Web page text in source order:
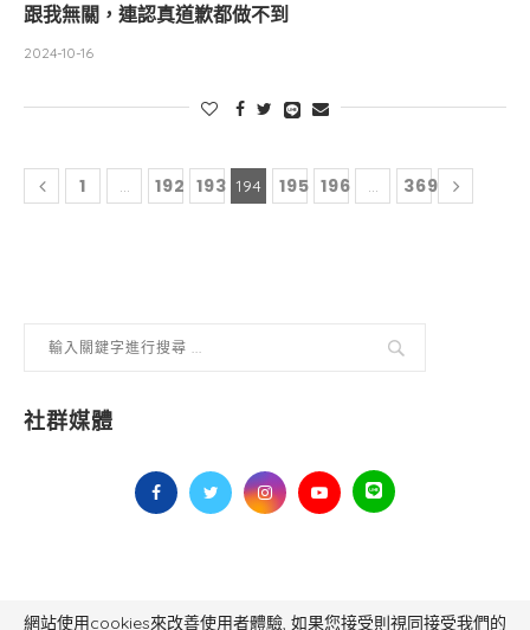
跟我無關，連認真道歉都做不到
2024-10-16
1 ... 192 193 194 195 196 ... 369
社群媒體
毅傳媒控股股份有限公司 版權所有，非經授權，不得轉載 All Right Reserved.
網站使用cookies來改善使用者體驗, 如果您接受則視同接受我們的